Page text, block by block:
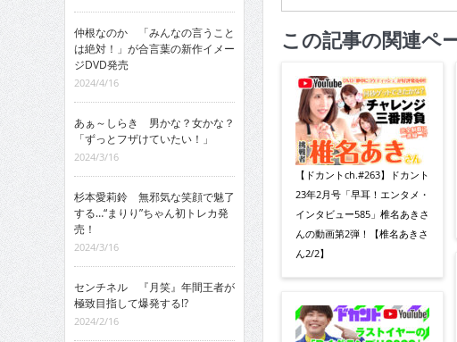
この記事の関連ペ
【ドカントch.#263】ドカント
23年2月号「早耳！エンタメ・
インタビュー585」椎名あきさ
んの動画第2弾！【椎名あきさ
ん2/2】
仲根なのか 「みんなの言うこと
は絶対！」が合言葉の新作イメー
ジDVD発売
2024/4/16
あぁ～しらき 男かな？女かな？
「ずっとフザけていたい！」
2024/3/16
杉本愛莉鈴 無邪気な笑顔で魅了
する…“まりり”ちゃん初トレカ発
売！
2024/3/16
センチネル 『月笑』年間王者が
極致目指して爆発する!?
2024/2/16